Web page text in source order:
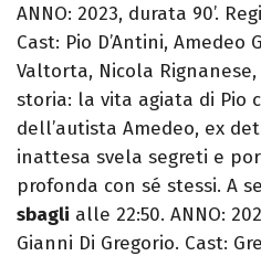
ANNO: 2023, durata 90’.
Cast: Pio D’Antini, Amedeo
Valtorta, Nicola
storia: la vita agiata di Pio
dell’autista Amedeo, ex
inattesa svela segreti e
profonda con sé stessi. A
sbagli alle 22:50. ANNO:
Gianni Di Gregorio. Cast: